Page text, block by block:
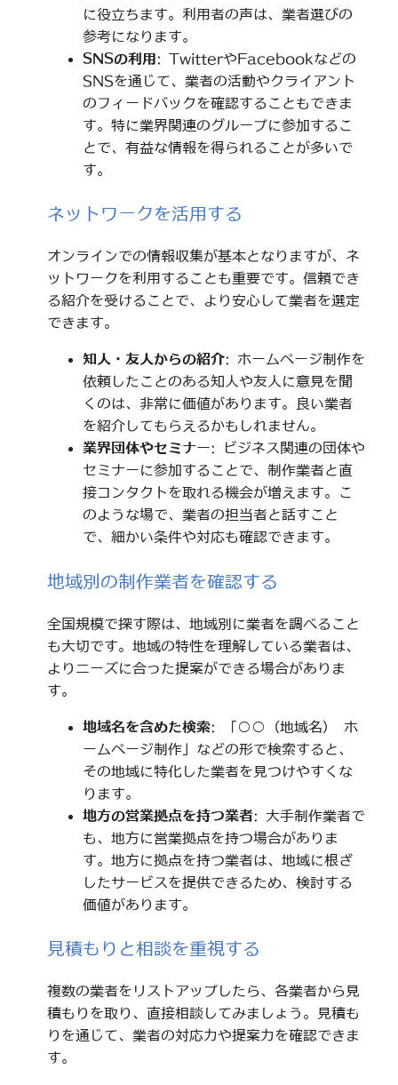
に役立ちます。利用者の声は、業者選びの
参考になります。
SNSの利用 : TwitterやFacebookなどの
SNSを通じて、業者の活動やクライアント
のフィードバックを確認することもできま
す。特に業界関連のグループに参加するこ
とで、有益な情報を得られることが多いで
す。
ネットワークを活用する
オンラインでの情報収集が基本となりますが、ネ
ットワークを利用することも重要です。信頼でき
る紹介を受けることで、より安心して業者を選定
できます。
知人・友人からの紹介: ホームページ制作を
依頼したことのある知人や友人に意見を聞
くのは、非常に価値があります。良い業者
を紹介してもらえるかもしれません。
業界団体やセミナー: ビジネス関連の団体や
セミナーに参加することで、制作業者と直
接コンタクトを取れる機会が増えます。こ
のような場で、業者の担当者と話すこと
で、細かい条件や対応も確認できます。
地域別の制作業者を確認する
全国規模で探す際は、地域別に業者を調べること
も大切です。地域の特性を理解している業者は、
よりニーズに合った提案ができる場合がありま
す。
地域名を含めた検索: 「○○（地域名） ホ
ームページ制作」などの形で検索すると、
その地域に特化した業者を見つけやすくな
ります。
地方の営業拠点を持つ業者: 大手制作業者で
も、地方に営業拠点を持つ場合がありま
す。地方に拠点を持つ業者は、地域に根ざ
したサービスを提供できるため、検討する
価値があります。
見積もりと相談を重視する
複数の業者をリストアップしたら、各業者から見
積もりを取り、直接相談してみましょう。見積も
りを通じて、業者の対応力や提案力を確認できま
す。